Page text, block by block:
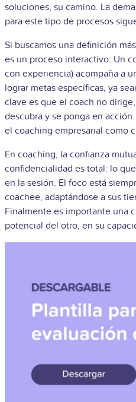
soluciones, su camino. La
para este tipo de procesos
Si buscamos una definición
es un proceso interactivo. Un
con experiencia) acompaña a
lograr metas específicas, ya
clave es que el coach no
descubra y se ponga en
el coaching empresarial como
En coaching, la confianza
confidencialidad es total: lo
en la sesión. El foco está
coachee, adaptándose a sus
Finalmente es importante una
potencial del otro, en su